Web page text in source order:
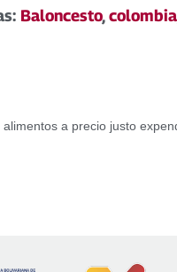
Baloncesto,colombia
a precio justo